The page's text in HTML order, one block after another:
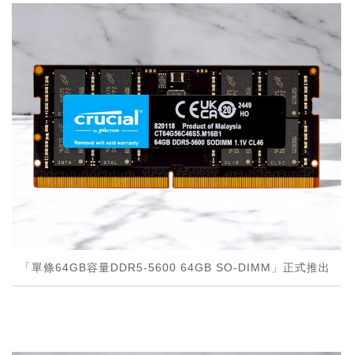
「單條64GB容量DDR5-5600 64GB SO-DIMM」正式推出